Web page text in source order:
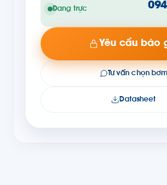
Đang trực
Yêu cầu báo
Tư vấn chọn bơm
Datasheet